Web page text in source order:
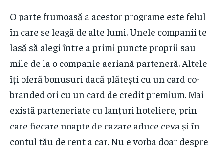
O parte frumoasă a acestor programe este felul
în care se leagă de alte lumi. Unele companii te
lasă să alegi între a primi puncte proprii sau
mile de la o companie aeriană parteneră. Altele
îți oferă bonusuri dacă plătești cu un card co-
branded ori cu un card de credit premium. Mai
există parteneriate cu lanțuri hoteliere, prin
care fiecare noapte de cazare aduce ceva și în
contul tău de rent a car. Nu e vorba doar despre